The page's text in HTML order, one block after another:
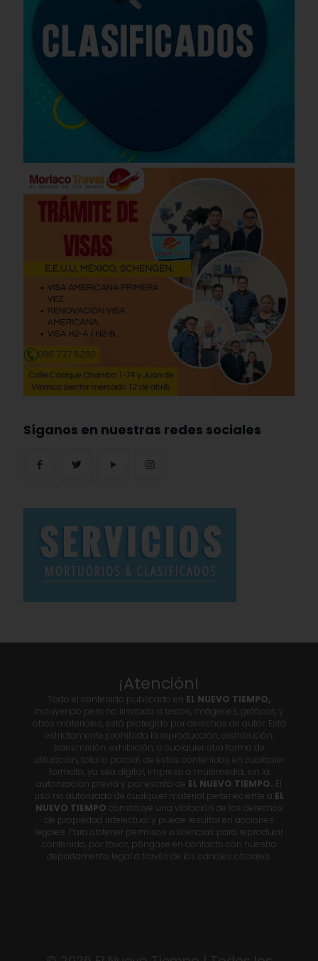
Síganos en nuestras redes sociales
¡Atención!
Todo el contenido publicado en EL NUEVO TIEMPO,
incluyendo pero no limitado a textos, imágenes, gráficos, y
otros materiales, está protegido por derechos de autor. Está
estrictamente prohibida la reproducción, distribución,
transmisión, exhibición, o cualquier otra forma de
utilización, total o parcial, de estos contenidos en cualquier
formato, ya sea digital, impreso o multimedia, sin la
autorización previa y por escrito de EL NUEVO TIEMPO. El
uso no autorizado de cualquier material perteneciente a EL
NUEVO TIEMPO constituye una violación de los derechos
de propiedad intelectual y puede resultar en acciones
legales. Para obtener permisos o licencias para reproducir
contenido, por favor, póngase en contacto con nuestro
departamento legal a través de los canales oficiales.